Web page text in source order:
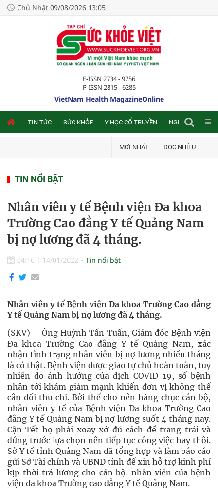
Chủ Nhật 09/08/2026 13:05
E-ISSN 2734 - 9756
P-ISSN 2815 - 6285
VietNam Health MagazineOnline
TIN TỨC SỨC KHỎE Y HỌC CỔ TRUYỀN NGHIÊN CỨU
MỚI NHẤT ĐỌC NHIỀU
TIN NỔI BẬT
Nhân viên y tế Bệnh viện Đa khoa
Trường Cao đẳng Y tế Quảng Nam
bị nợ lương đã 4 tháng.
04:16 | 14/01/2022 Tin nổi bật
Nhân viên y tế Bệnh viện Đa khoa Trường Cao đẳng
Y tế Quảng Nam bị nợ lương đã 4 tháng.
(SKV) – Ông Huỳnh Tấn Tuấn, Giám đốc Bệnh viện
Đa khoa Trường Cao đẳng Y tế Quảng Nam, xác
nhận tình trạng nhân viên bị nợ lương nhiều tháng
là có thật. Bệnh viện được giao tự chủ hoàn toàn, tuy
nhiên do ảnh hưởng của dịch COVID-19, số bệnh
nhân tới khám giảm mạnh khiến đơn vị không thể
cân đối thu chi. Bởi thế cho nên hàng chục cán bộ,
nhân viên y tế của Bệnh viện Đa khoa Trường Cao
đẳng Y tế Quảng Nam bị nợ lương suốt 4 tháng nay.
Cận Tết họ phải xoay xở đủ cách để trang trải và
đứng trước lựa chọn nên tiếp tục công việc hay thôi.
Sở Y tế tỉnh Quảng Nam đã tổng hợp và làm báo cáo
gửi Sở Tài chính và UBND tỉnh để xin hỗ trợ kinh phí
kịp thời trả lương cho cán bộ, nhân viên của bệnh
viện đa khoa Trường cao đẳng Y tế Quảng Nam.